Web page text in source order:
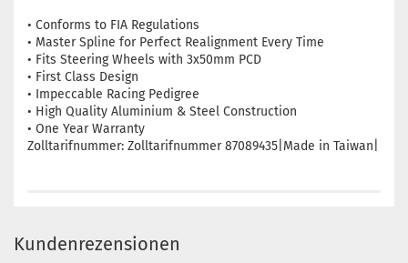
• Conforms to FIA Regulations
• Master Spline for Perfect Realignment Every Time
• Fits Steering Wheels with 3x50mm PCD
• First Class Design
• Impeccable Racing Pedigree
• High Quality Aluminium & Steel Construction
• One Year Warranty
Zolltarifnummer: Zolltarifnummer 87089435|Made in Taiwan|
Kundenrezensionen